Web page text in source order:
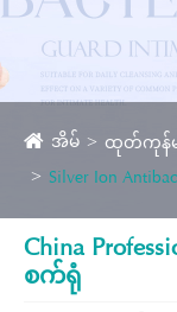
အိမ် ထုတ်ကုန်မ
Silver Ion
China
စက်ရုံ